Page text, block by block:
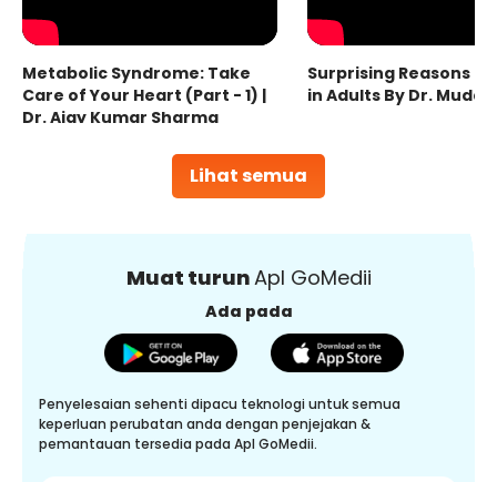
Lihat semua
Metabolic Syndrome: Take
Care of Your Heart (Part - 1) |
Dr. Ajay Kumar Sharma
Surprising Reasons
in Adults By Dr.
Muat turunApl GoMedii
Ada pada
Penyelesaian sehenti dipacu teknologi untuk semua
keperluan perubatan anda dengan penjejakan &
pemantauan tersedia pada Apl GoMedii.